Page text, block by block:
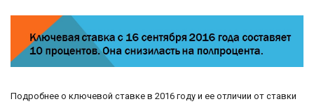
Подробнее о ключевой ставке в 2016 году и ее отличии от ставки